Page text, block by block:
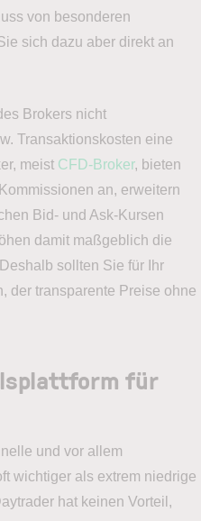
von besonderen
sich dazu aber direkt an
Brokers nicht
Transaktionskosten eine
meist CFD-Broker, bieten
an, erweitern
Bid- und Ask-Kursen
damit maßgeblich die
sollten Sie für Ihr
der transparente Preise ohne
für
und vor allem
wichtiger als extrem niedrige
hat keinen Vorteil,